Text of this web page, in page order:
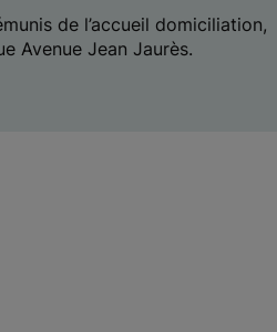
de l’accueil domiciliation,
Avenue Jean Jaurès.